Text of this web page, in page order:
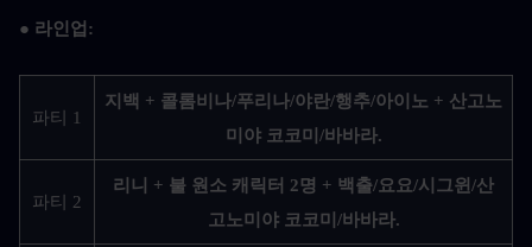
● 라인업:
파티 1
지백 + 콜롬비나/푸리나/야란/행추/아이노 + 산고노
미야 코코미/바바라.
파티 2
리니 + 불 원소 캐릭터 2명 + 백출/요요/시그윈/산
고노미야 코코미/바바라.